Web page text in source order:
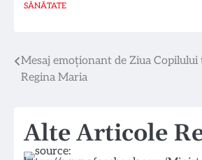
SĂNĂTATE
Navigare
Mesaj emoționant de Ziua
Regina Maria
Alte Articole